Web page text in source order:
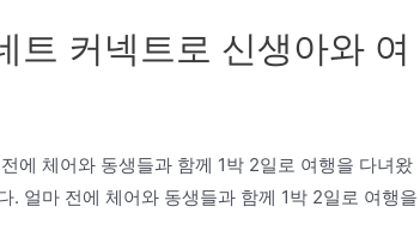
트 커넥트로 신생아와 여
에 체어와 동생들과 함께 1박 2일로 여행을 다녀왔
. 얼마 전에 체어와 동생들과 함께 1박 2일로 여행을